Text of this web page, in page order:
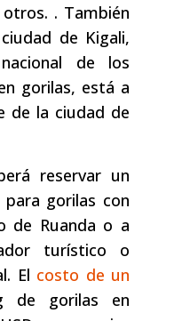
. También
de Kigali,
de los
gorilas, está a
de la ciudad de
reservar un
gorilas con
de Ruanda o a
turístico o
El costo de un
de gorilas en